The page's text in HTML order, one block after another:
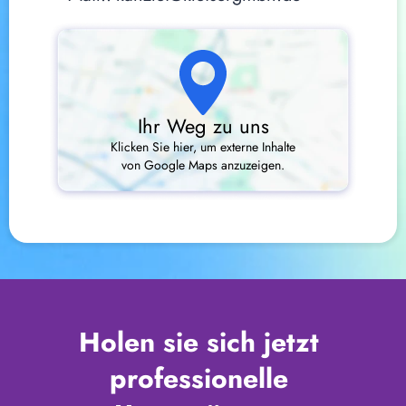
Ihr Weg zu uns
Klicken Sie hier, um externe Inhalte
von Google Maps anzuzeigen.
Holen sie sich jetzt
professionelle